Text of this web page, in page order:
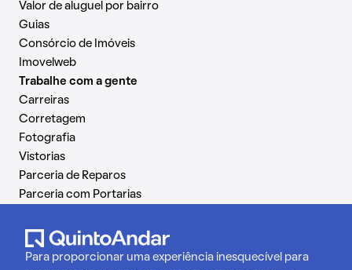
Valor de aluguel por bairro
Guias
Consórcio de Imóveis
Imovelweb
Trabalhe com a gente
Carreiras
Corretagem
Fotografia
Vistorias
Parceria de Reparos
Parceria com Portarias
Para proporcionar uma experiência inesquecível para